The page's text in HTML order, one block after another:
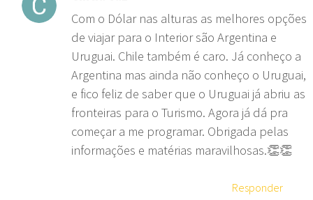
Com o Dólar nas alturas as melhores opções
de viajar para o Interior são Argentina e
Uruguai. Chile também é caro. Já conheço a
Argentina mas ainda não conheço o Uruguai,
e fico feliz de saber que o Uruguai já abriu as
fronteiras para o Turismo. Agora já dá pra
começar a me programar. Obrigada pelas
informações e matérias maravilhosas.👏👏
Responder